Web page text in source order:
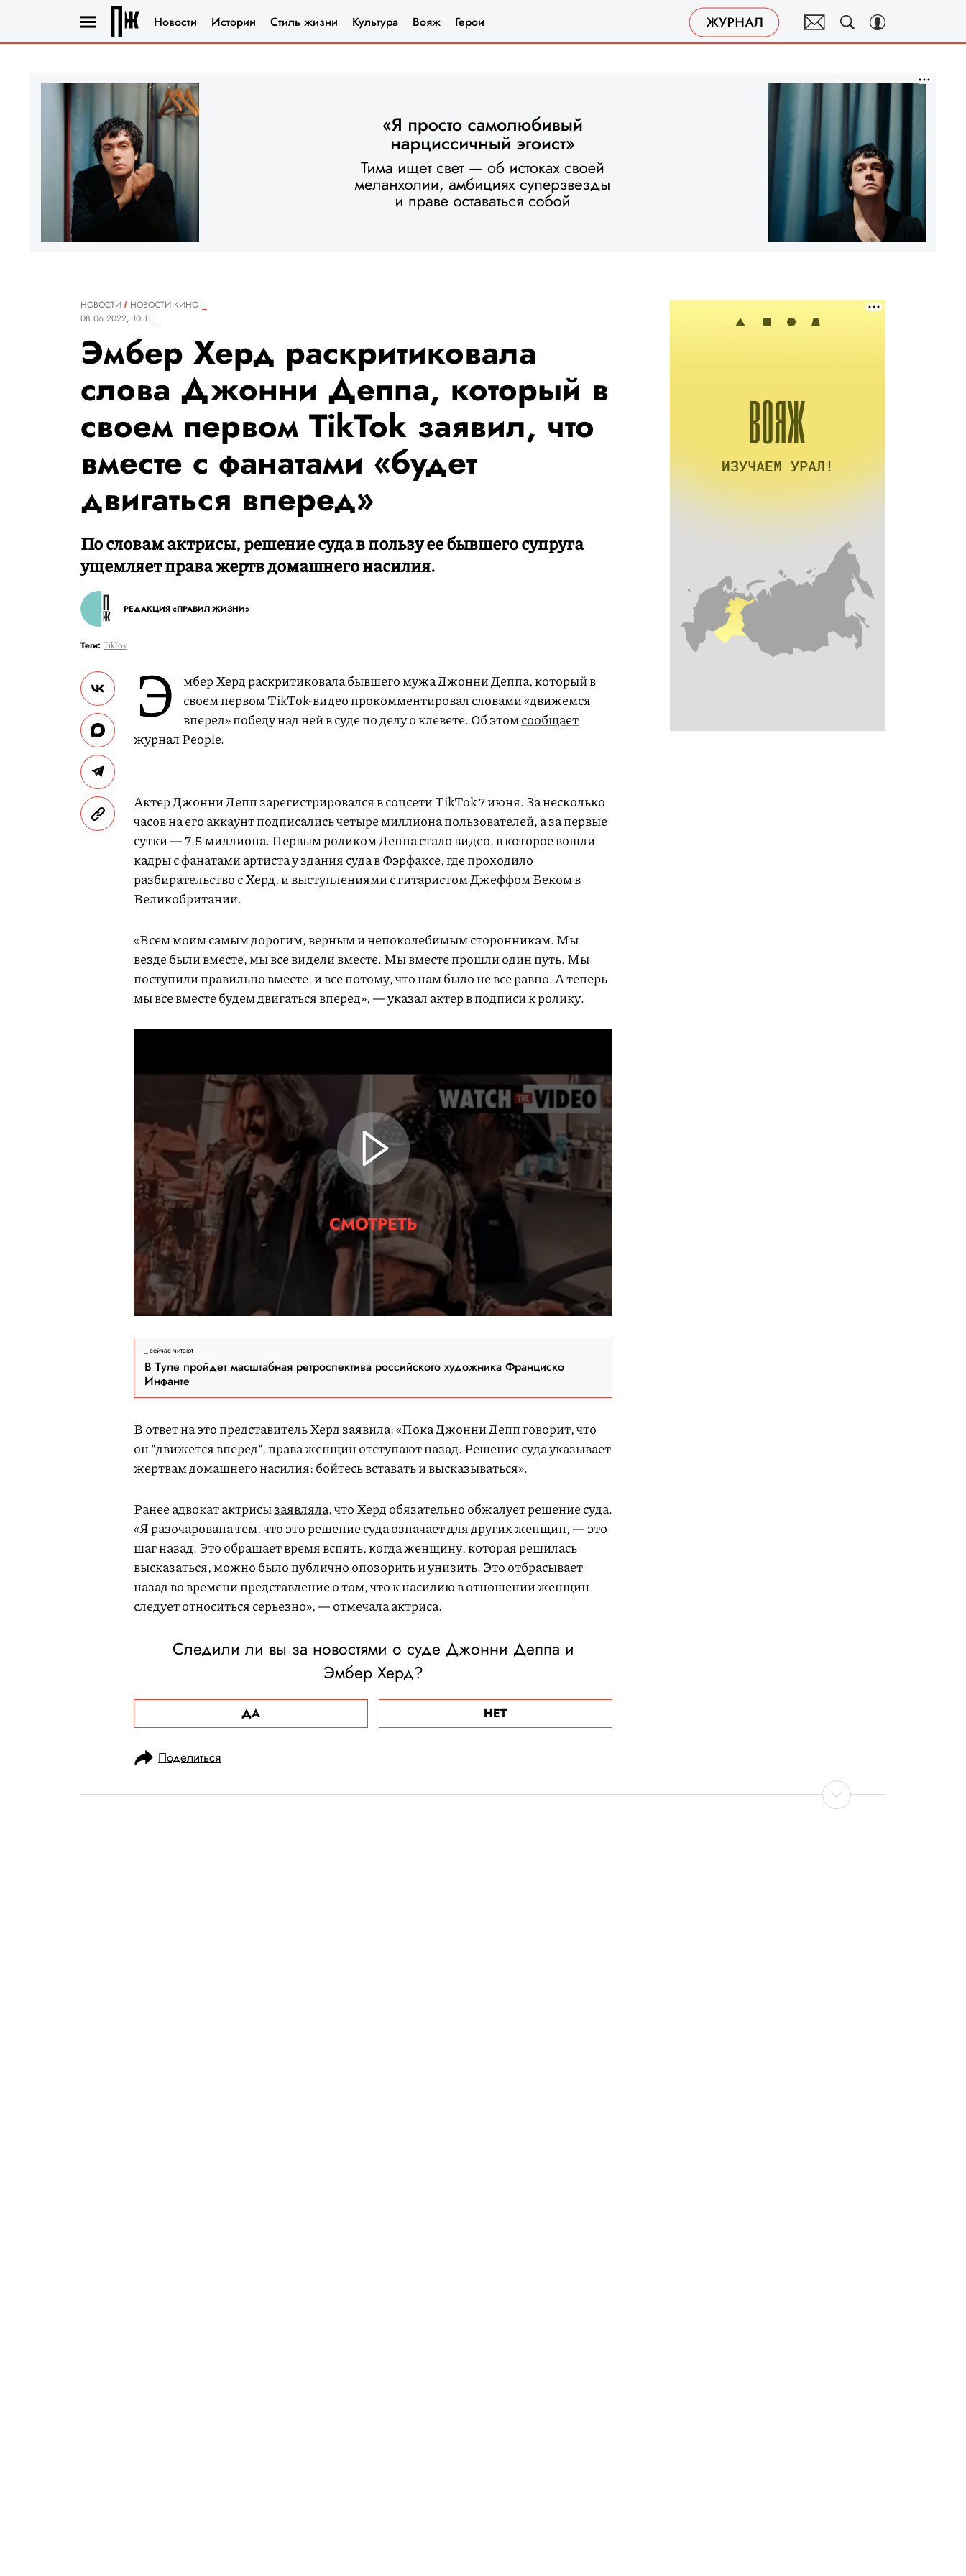
Новости Истории Стиль жизни Культура Вояж Герои
НОВОСТИ
НОВОСТИ КИНО
08.06.2022, 10:11
Эмбер Херд раскритиковала
слова Джонни Деппа, который в
своем первом TikTok заявил, что
вместе с фанатами «будет
двигаться вперед»
По словам актрисы, решение суда в пользу ее бывшего супруга
ущемляет права жертв домашнего насилия.
РЕДАКЦИЯ «ПРАВИЛ ЖИЗНИ»
Теги: TikTok
Э
мбер Херд раскритиковала бывшего мужа Джонни Деппа, который в
своем первом TikTok-видео прокомментировал словами «движемся
вперед» победу над ней в суде по делу о клевете. Об этомсообщает
журнал People.
Актер Джонни Депп зарегистрировался в соцсети TikTok 7 июня. За несколько
часов на его аккаунт подписались четыре миллиона пользователей, а за первые
сутки — 7,5 миллиона. Первым роликом Деппа стало видео, в которое вошли
кадры с фанатами артиста у здания суда в Фэрфаксе, где проходило
разбирательство с Херд, и выступлениями с гитаристом Джеффом Беком в
Великобритании.
«Всем моим самым дорогим, верным и непоколебимым сторонникам. Мы
везде были вместе, мы все видели вместе. Мы вместе прошли один путь. Мы
поступили правильно вместе, и все потому, что нам было не все равно. А теперь
мы все вместе будем двигаться вперед», — указал актер в подписи к ролику.
СМОТРЕТЬ
сейчас читают
В Туле пройдет масштабная ретроспектива российского художника Франциско
Инфанте
В ответ на это представитель Херд заявила: «Пока Джонни Депп говорит, что
он "движется вперед", права женщин отступают назад. Решение суда указывает
жертвам домашнего насилия: бойтесь вставать и высказываться».
Ранее адвокат актрисызаявляла, что Херд обязательно обжалует решение суда.
«Я разочарована тем, что это решение суда означает для других женщин, — это
шаг назад. Это обращает время вспять, когда женщину, которая решилась
высказаться, можно было публично опозорить и унизить. Это отбрасывает
назад во времени представление о том, что к насилию в отношении женщин
следует относиться серьезно», — отмечала актриса.
Следили ли вы за новостями о суде Джонни Деппа и
Эмбер Херд?
ДА НЕТ
Поделиться